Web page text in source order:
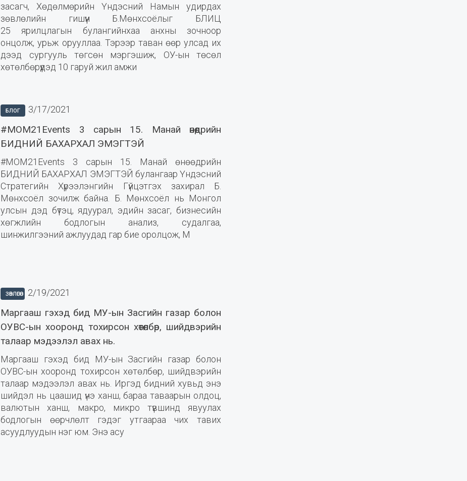
засагч, Хөдөлмөрийн Үндэсний Намын удирдах
зөвлөлийн гишүүн Б.Мөнхсоёлыг БЛИЦ
25 ярилцлагын булангийнхаа анхны зочноор
онцолж, урьж орууллаа. Тэрээр таван өөр улсад их
дээд сургууль төгсөн мэргэшиж, ОУ-ын төсөл
хөтөлбөрүүдэд 10 гаруй жил амжи
БЛОГ 3/17/2021
#MOM21Events 3 сарын 15. Манай өнөөдрийн
БИДНИЙ БАХАРХАЛ ЭМЭГТЭЙ
#MOM21Events 3 сарын 15. Манай өнөөдрийн
БИДНИЙ БАХАРХАЛ ЭМЭГТЭЙ булангаар Үндэсний
Стратегийн Хүрээлэнгийн Гүйцэтгэх захирал Б.
Мөнхсоёл зочилж байна. Б. Мөнхсоёл нь Монгол
улсын дэд бүтэц, ядуурал, эдийн засаг, бизнесийн
хөгжлийн бодлогын анализ, судалгаа,
шинжилгээний ажлуудад гар бие оролцож, М
ЗӨВЛӨГӨӨ 2/19/2021
Маргааш гэхэд бид МУ-ын Засгийн газар болон
ОУВС-ын хооронд тохирсон хөтөлбөр, шийдвэрийн
талаар мэдээлэл авах нь.
Маргааш гэхэд бид МУ-ын Засгийн газар болон
ОУВС-ын хооронд тохирсон хөтөлбөр, шийдвэрийн
талаар мэдээлэл авах нь. Иргэд бидний хувьд энэ
шийдэл нь цаашид үнэ ханш, бараа таваарын олдоц,
валютын ханш, макро, микро түвшинд явуулах
бодлогын өөрчлөлт гэдэг утгаараа чих тавих
асуудлуудын нэг юм. Энэ асу